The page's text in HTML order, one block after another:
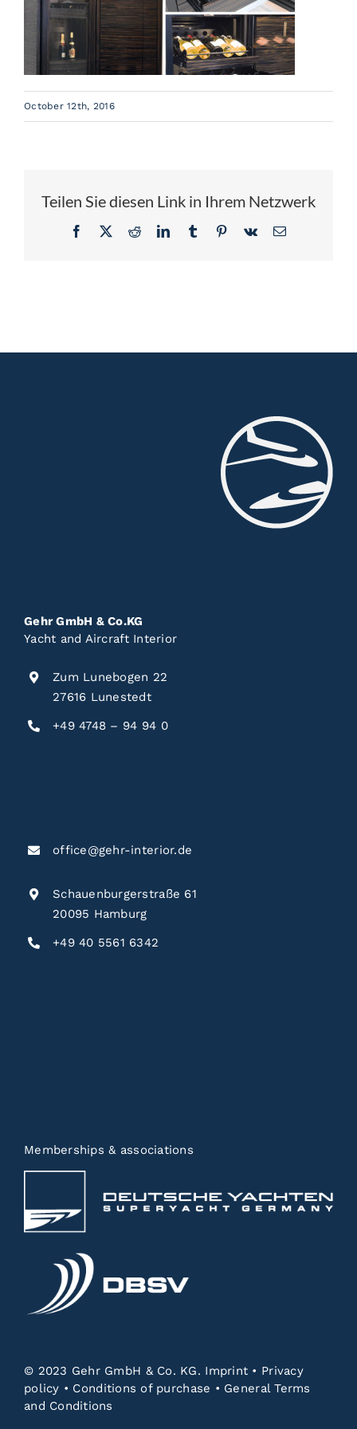
References
News
About us
October 12th, 2016
Teilen Sie diesen Link in Ihrem Netzwerk
Facebook
X RedditLinkedInTumblr Pinterest
Vk Email
Gehr GmbH & Co.KG
Yacht and Aircraft Interior
Zum Lunebogen 22
27616 Lunestedt
+49 4748 – 94 94 0
office@gehr-interior.de
Schauenburgerstraße 61
20095 Hamburg
+49 40 5561 6342
Memberships & associations
© 2023 Gehr GmbH & Co. KG. Imprint • Privacy
policy • Conditions of purchase • General Terms
and Conditions